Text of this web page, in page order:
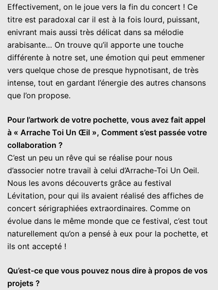
Effectivement, on le joue vers la fin du concert ! Ce
titre est paradoxal car il est à la fois lourd, puissant,
enivrant mais aussi très délicat dans sa mélodie
arabisante… On trouve qu’il apporte une touche
différente à notre set, une émotion qui peut emmener
vers quelque chose de presque hypnotisant, de très
intense, tout en gardant l’énergie des autres chansons
que l’on propose.
Pour l’artwork de votre pochette, vous avez fait appel
à « Arrache Toi Un Œil », Comment s’est passée votre
collaboration ?
C’est un peu un rêve qui se réalise pour nous
d’associer notre travail à celui d’Arrache-Toi Un Oeil.
Nous les avons découverts grâce au festival
Lévitation, pour qui ils avaient réalisé des affiches de
concert sérigraphiées extraordinaires. Comme on
évolue dans le même monde que ce festival, c’est tout
naturellement qu’on a pensé à eux pour la pochette, et
ils ont accepté !
Qu’est-ce que vous pouvez nous dire à propos de vos
projets ?